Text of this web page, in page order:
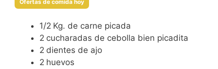
Ofertas de comida hoy
1/2 Kg. de carne picada
2 cucharadas de cebolla bien picadita
2 dientes de ajo
2 huevos